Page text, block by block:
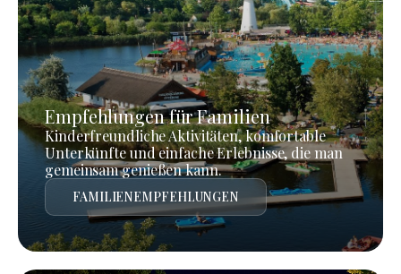
Empfehlungen für Familien
Kinderfreundliche Aktivitäten, komfortable
Unterkünfte und einfache Erlebnisse, die man
gemeinsam genießen kann.
FAMILIENEMPFEHLUNGEN